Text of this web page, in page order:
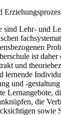
sind Lehr- und
ist daher
und
lernende
und -
Lernangebote,
die
sowie